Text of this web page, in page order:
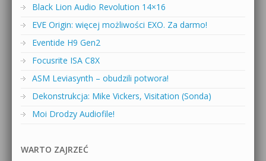
Black Lion Audio Revolution 14×16
EVE Origin: więcej możliwości EXO. Za darmo!
Eventide H9 Gen2
Focusrite ISA C8X
ASM Leviasynth – obudzili potwora!
Dekonstrukcja: Mike Vickers, Visitation (Sonda)
Moi Drodzy Audiofile!
WARTO ZAJRZEĆ